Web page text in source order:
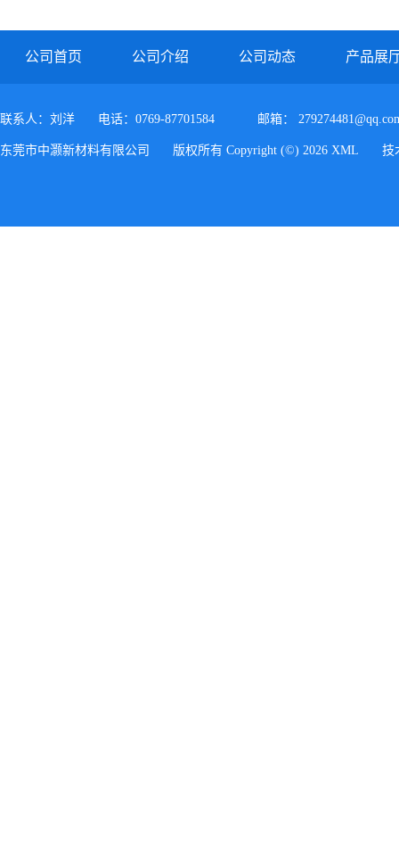
公司首页 公司介绍 公司动态 产品展
联系人：刘洋 电话：0769-87701584 邮箱：
东莞市中灏新材料有限公司 版权所有 Copyright (©) 2026 XML 技